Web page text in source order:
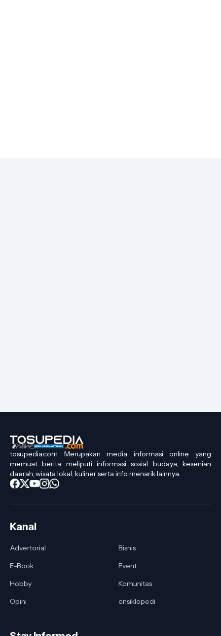
tosupedia.com Merupakan media informasi online yang
memuat berita meliputi informasi sosial budaya, kesenian
daerah, wisata lokal, kuliner serta info menarik lainnya.
Kanal
Advertorial
Bisnis
E-Book
Event
Hobby
Komunitas
Opini
ensiklopedi